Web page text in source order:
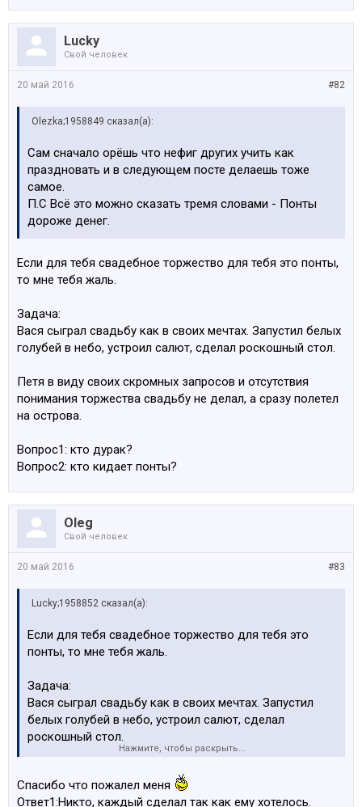
П.С свадьба это еще и социальный момент. То время
когда ты всем показываешь свои намерения и какой
ты красавец. Я был на трех свадьбах и помню
отчетливо каждую из них. Нужно понимать, что это не
только твоя память и твой праздник, но и какие-то
праздновать или нет, на мой взгляд зависит только от
благосостояние.
Lucky
Свой человек
#82
20 май 2016
Olezka;1958849 сказал(а):
Сам сначало орёшь что нефиг других учить как
праздновать и в следующем посте делаешь тоже
самое.
П.С Всё это можно сказать тремя словами - Понты
дороже денег.
Если для тебя свадебное торжество для тебя это понты,
то мне тебя жаль.
Задача:
Вася сыграл свадьбу как в своих мечтах. Запустил белых
голубей в небо, устроил салют, сделал роскошный стол.
Петя в виду своих скромных запросов и отсутствия
понимания торжества свадьбу не делал, а сразу полетел
на острова.
Вопрос1: кто дурак?
Вопрос2: кто кидает понты?
Oleg
Свой человек
#83
20 май 2016
Lucky;1958852 сказал(а):
Если для тебя свадебное торжество для тебя это
понты, то мне тебя жаль.
Задача:
Вася сыграл свадьбу как в своих мечтах. Запустил
белых голубей в небо, устроил салют, сделал
роскошный стол.
Петя в виду своих скромных запросов и отсутствия
понимания торжества свадьбу не делал, а сразу
Нажмите, чтобы раскрыть...
Спасибо что пожалел меня
Ответ1:Никто, каждый сделал так как ему хотелось.